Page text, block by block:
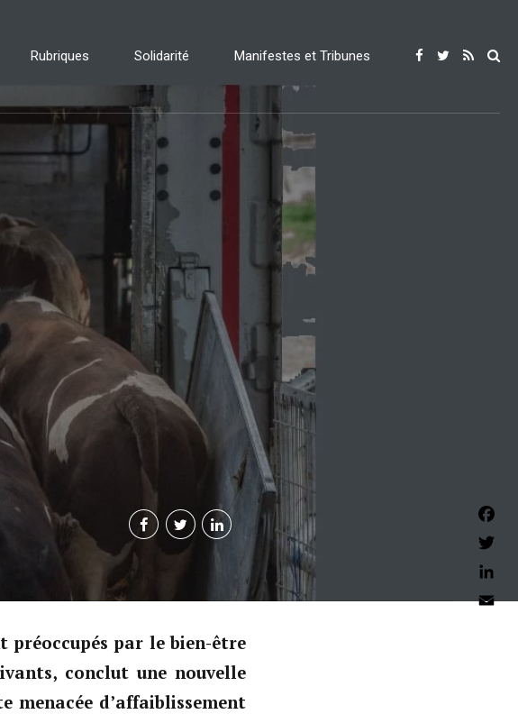
Rubriques Solidarité Manifestes et Tribunes
préoccupés par le bien-être
conclut une nouvelle
menacée d’affaiblissement
Twitter